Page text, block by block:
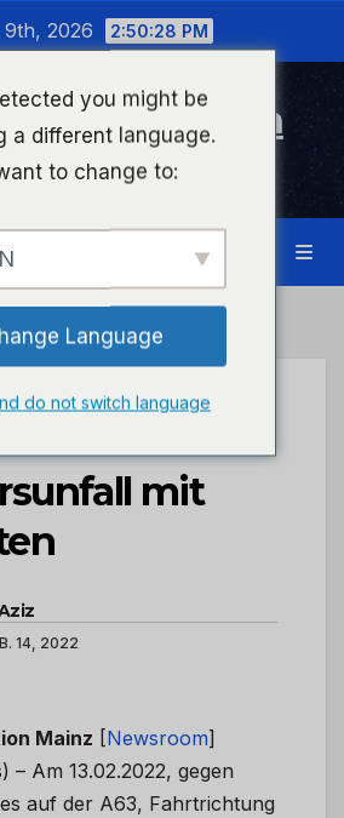
9th, 2026 2:50:29 PM
Bad Kreuznach
für Bad Kreuznach
mit
14, 2022
Mainz [Newsroom]
– Am 13.02.2022, gegen
auf der A63, Fahrtrichtung
you might be
a different language.
to change to:
Language
do not switch language